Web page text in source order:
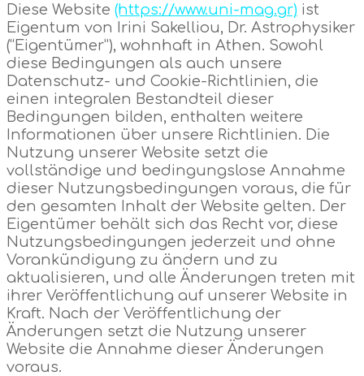
Diese Website (https://www.uni-mag.gr) ist
Eigentum von Irini Sakelliou, Dr. Astrophysiker
(“Eigentümer”), wohnhaft in Athen. Sowohl
diese Bedingungen als auch unsere
Datenschutz- und Cookie-Richtlinien, die
einen integralen Bestandteil dieser
Bedingungen bilden, enthalten weitere
Informationen über unsere Richtlinien. Die
Nutzung unserer Website setzt die
vollständige und bedingungslose Annahme
dieser Nutzungsbedingungen voraus, die für
den gesamten Inhalt der Website gelten. Der
Eigentümer behält sich das Recht vor, diese
Nutzungsbedingungen jederzeit und ohne
Vorankündigung zu ändern und zu
aktualisieren, und alle Änderungen treten mit
ihrer Veröffentlichung auf unserer Website in
Kraft. Nach der Veröffentlichung der
Änderungen setzt die Nutzung unserer
Website die Annahme dieser Änderungen
voraus.